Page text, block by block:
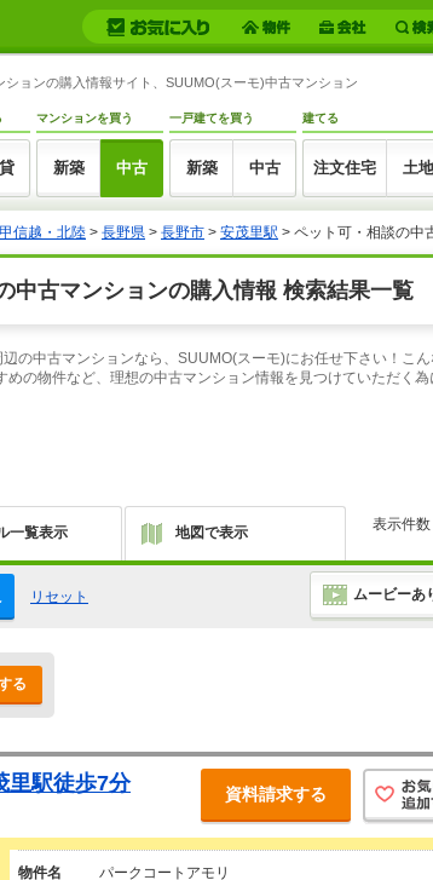
ョンの購入情報サイト、SUUMO(スーモ)中古マンション
マンションを買う
新築 中古
一戸建てを買う
新築 中古
建てる
注文住宅 土地
甲信越・北陸 > 長野県 > 長野市 > 安茂里駅 > ペット可・相談の中
中古マンションの購入情報 検索結果一覧
の中古マンションなら、SUUMO(スーモ)にお任せ下さい！こ
めの物件など、理想の中古マンション情報を見つけていただく
一覧表示 地図で表示 表示件数
リセット ムービーあ
る
里駅徒歩7分 資料請求する
物件名 パークコートアモリ